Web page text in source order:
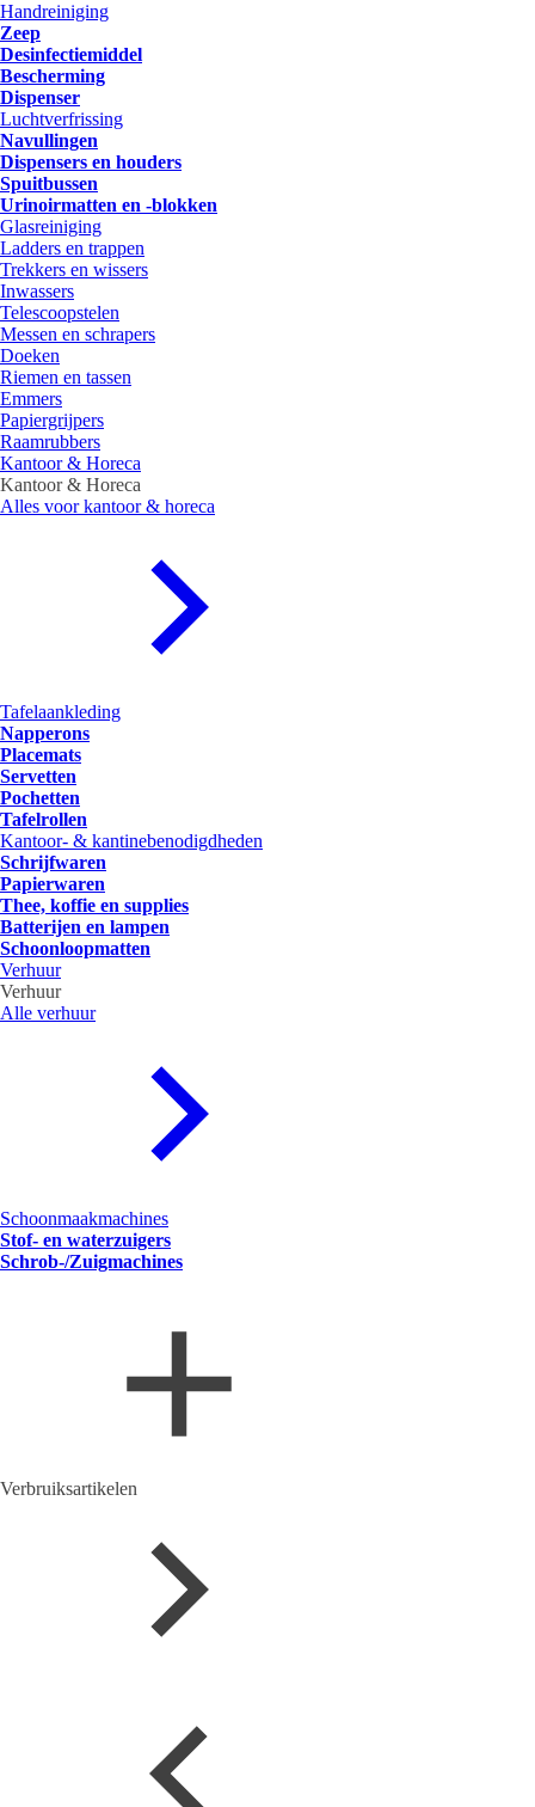
Handreiniging
Zeep
Desinfectiemiddel
Bescherming
Dispenser
Luchtverfrissing
Navullingen
Dispensers en houders
Spuitbussen
Urinoirmatten en -blokken
Glasreiniging
Ladders en trappen
Trekkers en wissers
Inwassers
Telescoopstelen
Messen en schrapers
Doeken
Riemen en tassen
Emmers
Papiergrijpers
Raamrubbers
Kantoor & Horeca
Kantoor & Horeca
Alles voor kantoor & horeca
Tafelaankleding
Napperons
Placemats
Servetten
Pochetten
Tafelrollen
Kantoor- & kantinebenodigdheden
Schrijfwaren
Papierwaren
Thee, koffie en supplies
Batterijen en lampen
Schoonloopmatten
Verhuur
Verhuur
Alle verhuur
Schoonmaakmachines
Stof- en waterzuigers
Schrob-/Zuigmachines
Verbruiksartikelen